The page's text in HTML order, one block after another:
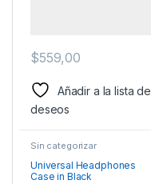
$559,00
Añadir a la lista de
deseos
Sin categorizar
Universal Headphones
Case in Black